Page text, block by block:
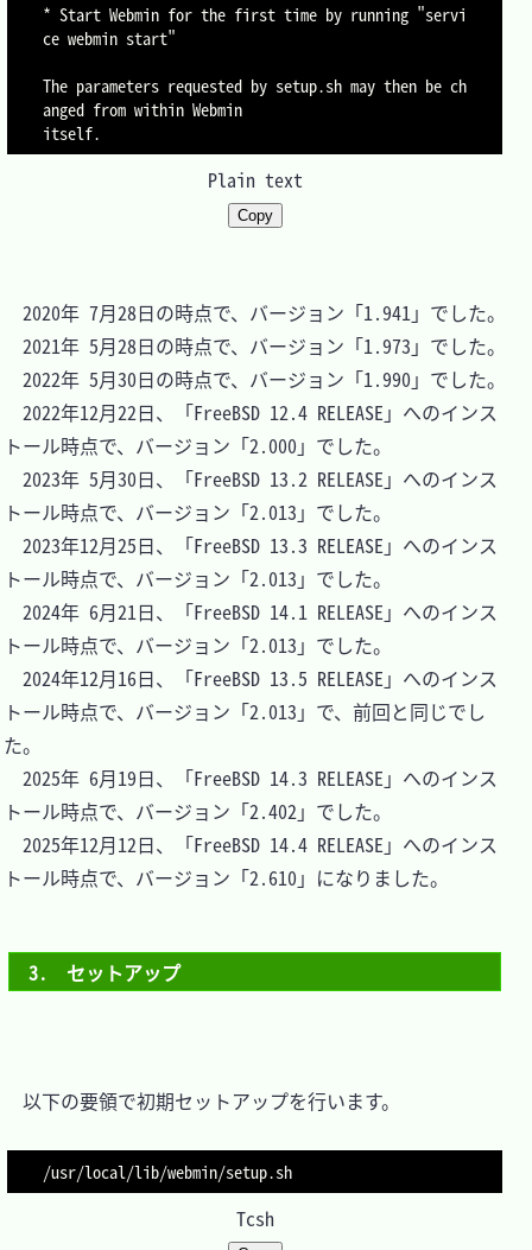
* Start Webmin for the first time by running "servi
ce webmin start"
The parameters requested by setup.sh may then be ch
anged from within Webmin
Plain text
Copy
2020年 7月28日の時点で、バージョン「1.941」でした。
2021年 5月28日の時点で、バージョン「1.973」でした。
2022年 5月30日の時点で、バージョン「1.990」でした。
2022年12月22日、「FreeBSD 12.4 RELEASE」へのインス
トール時点で、バージョン「2.000」でした。
2023年 5月30日、「FreeBSD 13.2 RELEASE」へのインス
トール時点で、バージョン「2.013」でした。
2023年12月25日、「FreeBSD 13.3 RELEASE」へのインス
トール時点で、バージョン「2.013」でした。
2024年 6月21日、「FreeBSD 14.1 RELEASE」へのインス
トール時点で、バージョン「2.013」でした。
2024年12月16日、「FreeBSD 13.5 RELEASE」へのインス
トール時点で、バージョン「2.013」で、前回と同じでし
た。
2025年 6月19日、「FreeBSD 14.3 RELEASE」へのインス
トール時点で、バージョン「2.402」でした。
2025年12月12日、「FreeBSD 14.4 RELEASE」へのインス
トール時点で、バージョン「2.610」になりました。
3.　セットアップ
以下の要領で初期セットアップを行います。
Tcsh